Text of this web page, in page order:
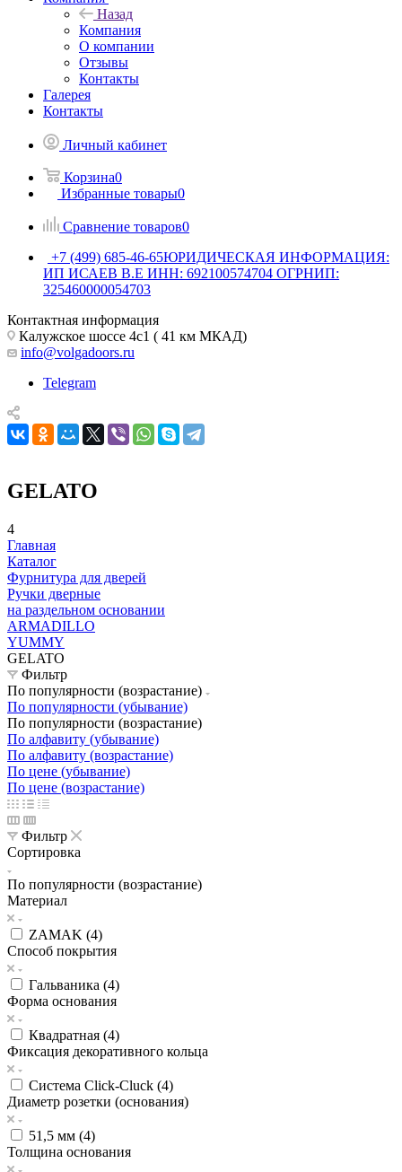
Назад
Компания
О компании
Отзывы
Контакты
Галерея
Контакты
Личный кабинет
Корзина0
Избранные товары0
Сравнение товаров0
+7 (499) 685-46-65ЮРИДИЧЕСКАЯ ИНФОРМАЦИЯ:
ИП ИСАЕВ В.Е ИНН: 692100574704 ОГРНИП:
325460000054703
Контактная информация
Калужское шоссе 4с1 ( 41 км МКАД)
info@volgadoors.ru
Telegram
GELATO
4
Главная
Каталог
Фурнитура для дверей
Ручки дверные
на раздельном основании
ARMADILLO
YUMMY
GELATO
Фильтр
По популярности (возрастание)
По популярности (убывание)
По популярности (возрастание)
По алфавиту (убывание)
По алфавиту (возрастание)
По цене (убывание)
По цене (возрастание)
Фильтр
Сортировка
По популярности (возрастание)
Материал
ZAMAK (4)
Способ покрытия
Гальваника (4)
Форма основания
Квадратная (4)
Фиксация декоративного кольца
Система Click-Cluck (4)
Диаметр розетки (основания)
51,5 мм (4)
Толщина основания